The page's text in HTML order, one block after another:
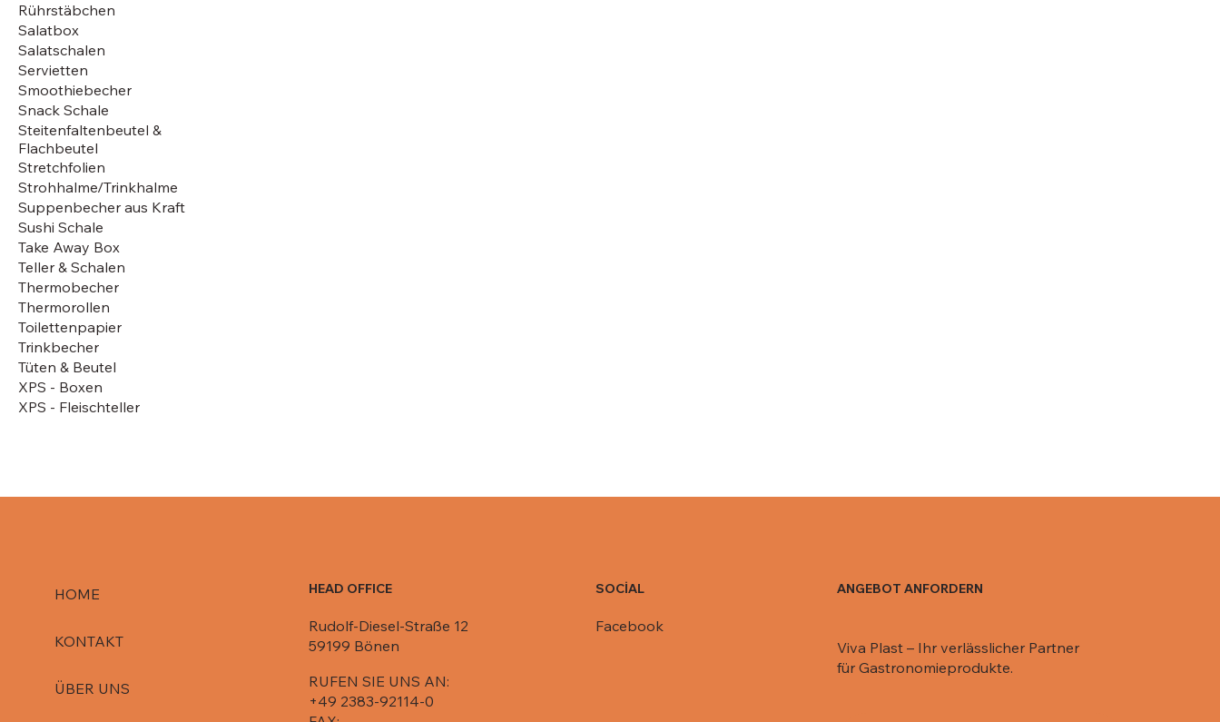
Rührstäbchen
Salatbox
Salatschalen
Servietten
Smoothiebecher
Snack Schale
Steitenfaltenbeutel &
Flachbeutel
Stretchfolien
Strohhalme/Trinkhalme
Suppenbecher aus Kraft
Sushi Schale
Take Away Box
Teller & Schalen
Thermobecher
Thermorollen
Toilettenpapier
Trinkbecher
Tüten & Beutel
XPS - Boxen
XPS - Fleischteller
HOME
KONTAKT
ÜBER UNS
HEAD OFFICE
Rudolf-Diesel-Straße 12
59199 Bönen
RUFEN SIE UNS AN:
+49 2383-92114-0
SOCİAL
Facebook
ANGEBOT ANFORDERN
Viva Plast – Ihr verlässlicher Partner
für Gastronomieprodukte.